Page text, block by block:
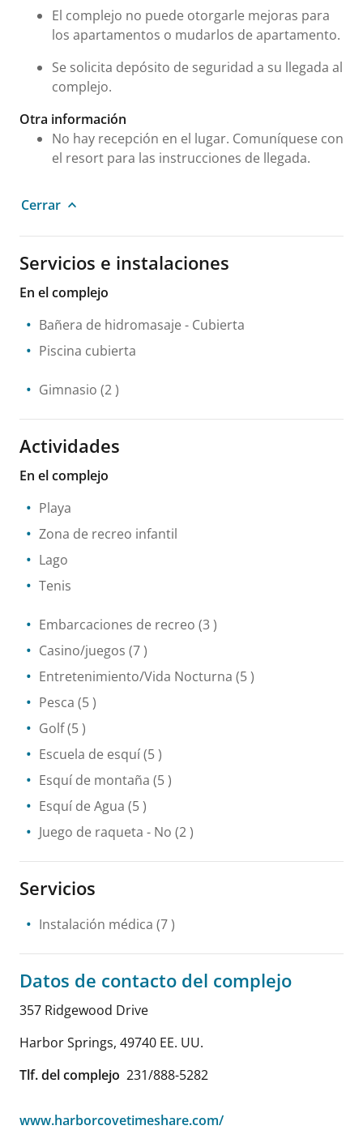
El complejo no puede otorgarle mejoras para
los apartamentos o mudarlos de apartamento.
Se solicita depósito de seguridad a su llegada al
complejo.
Otra información
No hay recepción en el lugar. Comuníquese con
el resort para las instrucciones de llegada.
Cerrar
Servicios e instalaciones
En el complejo
Bañera de hidromasaje - Cubierta
Piscina cubierta
Gimnasio (2 )
Actividades
En el complejo
Playa
Zona de recreo infantil
Lago
Tenis
Embarcaciones de recreo (3 )
Casino/juegos (7 )
Entretenimiento/Vida Nocturna (5 )
Pesca (5 )
Golf(5 )
Escuela de esquí(5 )
Esquí de montaña (5 )
Esquí de Agua (5 )
Juego de raqueta - No (2 )
Servicios
Instalación médica (7 )
Datos de contacto del complejo
357 Ridgewood Drive
Harbor Springs, 49740 EE. UU.
Tlf. del complejo 231/888-5282
www.harborcovetimeshare.com/